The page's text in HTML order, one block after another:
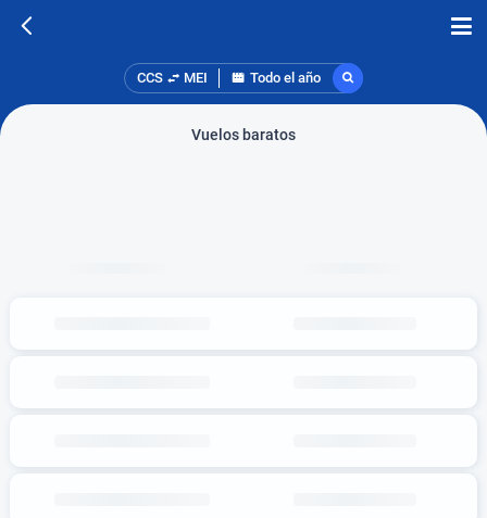
CCS MEI Todo el año
Vuelos baratos